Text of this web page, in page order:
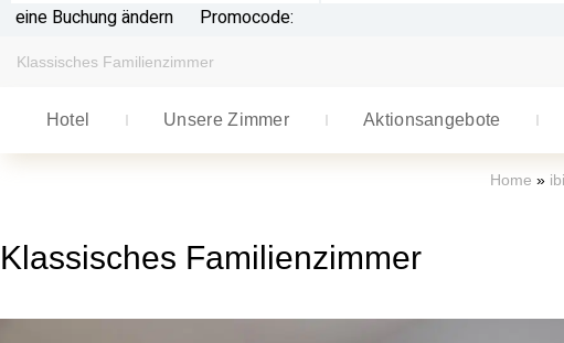
Promocode:
eine Buchung ändern
Klassisches Familienzimmer
Hotel Unsere Zimmer Aktionsangebote
Home »
Klassisches Familienzimmer